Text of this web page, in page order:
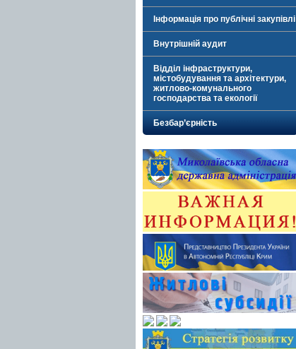
Інформація про публічні закупівлі
Внутрішній аудит
Відділ інфраструктури,
містобудування та архітектури,
житлово-комунального
господарства та екології
Безбар’єрність